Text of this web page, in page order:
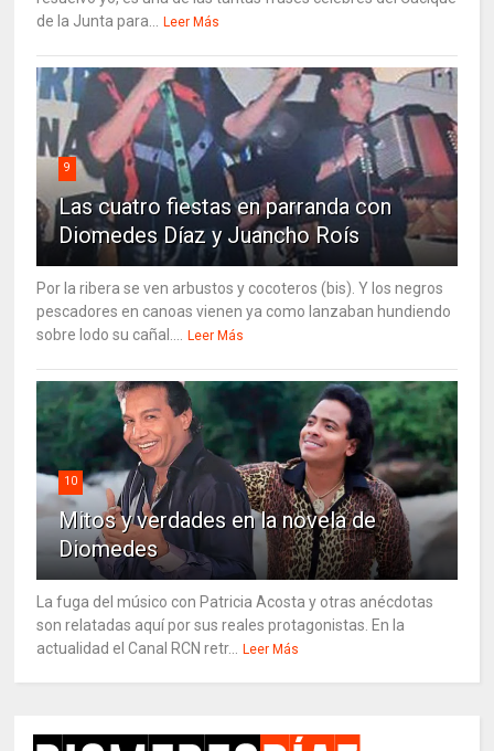
de la Junta para...
Leer Más
9
Las cuatro fiestas en parranda con
Diomedes Díaz y Juancho Roís
Por la ribera se ven arbustos y cocoteros (bis). Y los negros
pescadores en canoas vienen ya como lanzaban hundiendo
sobre lodo su cañal....
Leer Más
10
Mitos y verdades en la novela de
Diomedes
La fuga del músico con Patricia Acosta y otras anécdotas
son relatadas aquí por sus reales protagonistas. En la
actualidad el Canal RCN retr...
Leer Más